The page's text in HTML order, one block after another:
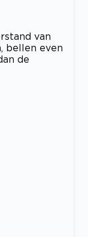
van
bellen even
de